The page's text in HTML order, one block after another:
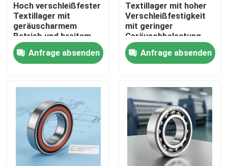
Produkte
Über uns
Hoch verschleißfester
Textillager mit
geräuscharmem
Betrieb und breitem
Temperaturbereich
von -40 °C bis 120 °C
Anfrage absenden
Textillager mit hoher
Verschleißfestigkeit
mit geringer
Geräuschbelastung
und Geschwindigkeit
bis zu 3000
Umdrehungen pro
und Instrumente
Anfrage absenden